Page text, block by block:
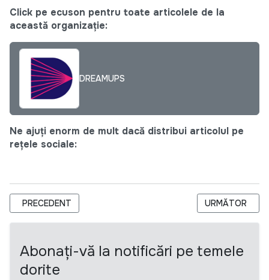
Click pe ecuson pentru toate articolele de la
această organizație:
DREAMUPS
Ne ajuți enorm de mult dacă distribui articolul pe
rețele sociale:
ARTICOL PRECEDENT: FINTAXY - AUTOMATIZAREA
PRECEDENT ARTICOLUL
URMĂTOR
Abonați-vă la notificări pe temele
dorite